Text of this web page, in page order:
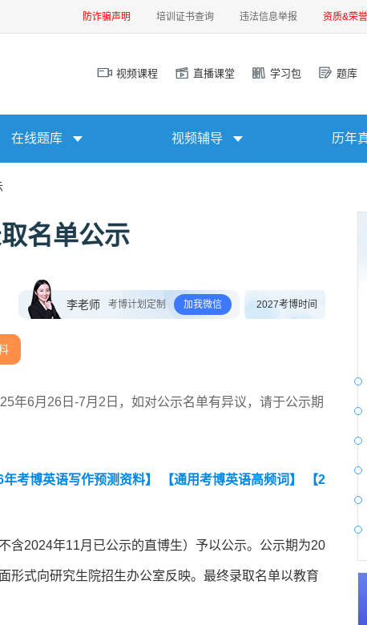
防诈骗声明 培训证书查询 违法信息举报 资质&荣誉
视频课程 直播课堂 学习包 题库
在线题库 视频辅导 历年
名单公示
李老师 考博计划定制 加我微信 2027考博时间
年6月26日-7月2日，如对公示名单有异议，请于公示期
年考博英语写作预测资料】 【通用考博英语高频词】
【2
含2024年11月已公示的直博生）予以公示。公示期为20
形式向研究生院招生办公室反映。最终录取名单以教育